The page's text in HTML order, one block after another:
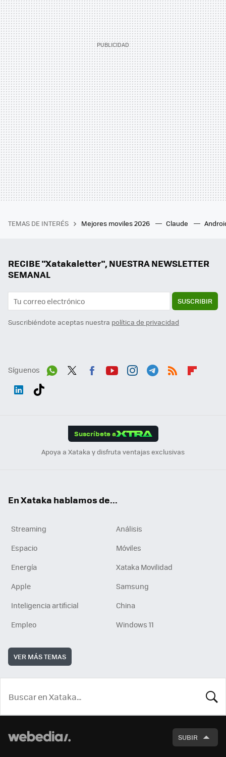
TEMAS DE INTERÉS Mejores moviles 2026 Claude
RECIBE "Xatakaletter", NUESTRA NEWSLETTER
SEMANAL
SUSCRIBIR
Suscribiéndote aceptas nuestra política de privacidad
Síguenos
Suscríbete a
Apoya a Xataka y disfruta ventajas exclusivas
En Xataka hablamos de...
Streaming
Análisis
Espacio
Móviles
Energía
Xataka Movilidad
Apple
Samsung
Inteligencia artificial
China
Empleo
Windows 11
VER MÁS TEMAS
SUBIR